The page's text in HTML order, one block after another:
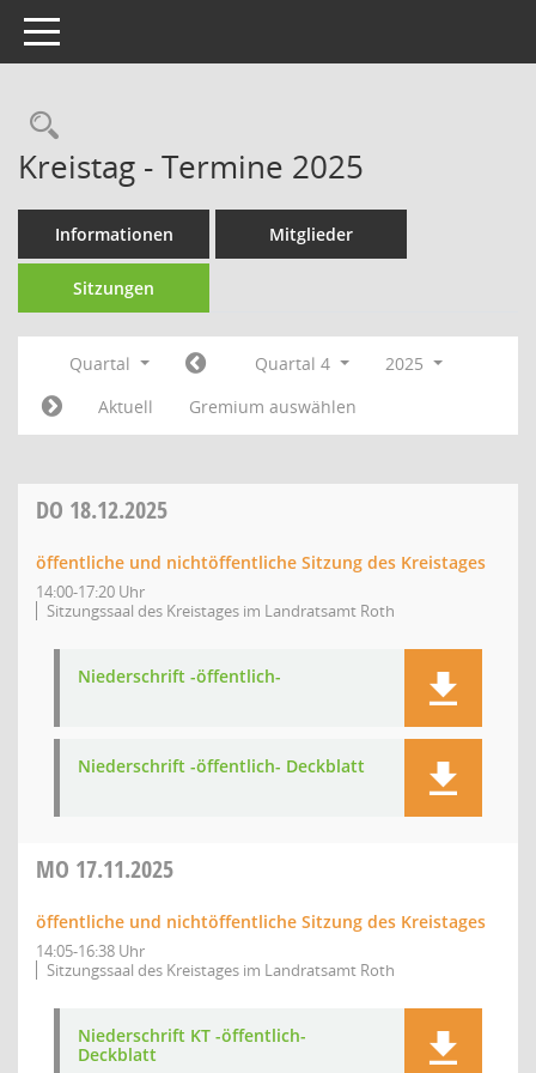
Toggle navigation
Rechercheauswahl
Kreistag - Termine 2025
Informationen Mitglieder
Sitzungen
Quartal Quartal 4
2025
Aktuell
Gremium auswählen
DO 18.12.2025
öffentliche und nichtöffentliche Sitzung des Kreistages
14:00-17:20 Uhr
Sitzungssaal des Kreistages im Landratsamt Roth
Niederschrift -öffentlich-
Niederschrift -öffentlich- Deckblatt
MO 17.11.2025
öffentliche und nichtöffentliche Sitzung des Kreistages
14:05-16:38 Uhr
Sitzungssaal des Kreistages im Landratsamt Roth
Niederschrift KT -öffentlich-
Deckblatt